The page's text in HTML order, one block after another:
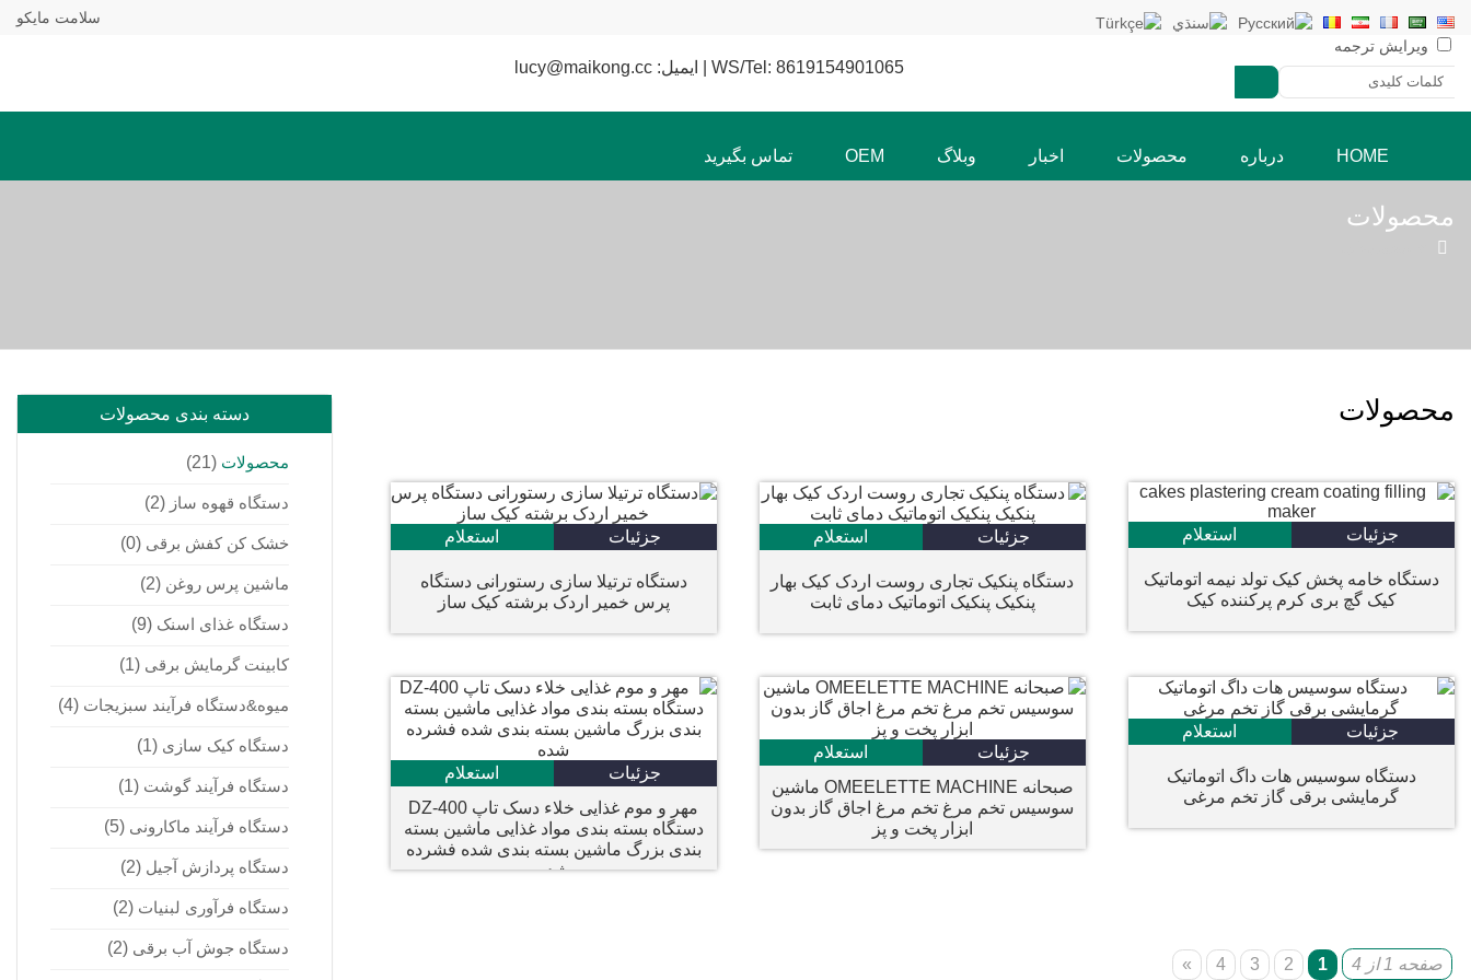
سلامت مایکو
ویرایش ترجمه
WS/Tel: 8619154901065 | ایمیل: lucy@maikong.cc
HOME درباره محصولات اخبار وبلاگ OEM تماس بگیرید
محصولات

محصولات
جزئیات استعلام
دستگاه ترتیلا سازی رستورانی دستگاه
پرس خمیر اردک برشته کیک ساز
جزئیات استعلام
دستگاه پنکیک تجاری روست اردک کیک بهار
پنکیک پنکیک اتوماتیک دمای ثابت
جزئیات استعلام
دستگاه خامه پخش کیک تولد نیمه اتوماتیک
کیک گچ بری کرم پرکننده کیک
جزئیات
استعلام
مهر و موم غذایی خلاء دسک تاپ DZ-400
دستگاه بسته بندی مواد غذایی ماشین بسته
بندی بزرگ ماشین بسته بندی شده فشرده
شده
جزئیات
استعلام
صبحانه OMEELETTE MACHINE ماشین
سوسیس تخم مرغ تخم مرغ اجاق گاز بدون
ابزار پخت و پز
جزئیات استعلام
دستگاه سوسیس هات داگ اتوماتیک
گرمایشی برقی گاز تخم مرغی
صفحه 1 از 4 1
2
3
4
»
دسته بندی محصولات
محصولات (21)
دستگاه قهوه ساز (2)
خشک کن کفش برقی (0)
ماشین پرس روغن (2)
دستگاه غذای اسنک (9)
کابینت گرمایش برقی (1)
میوه&دستگاه فرآیند سبزیجات (4)
دستگاه کیک سازی (1)
دستگاه فرآیند گوشت (1)
دستگاه فرآیند ماکارونی (5)
دستگاه پردازش آجیل (2)
دستگاه فرآوری لبنیات (2)
دستگاه جوش آب برقی (2)